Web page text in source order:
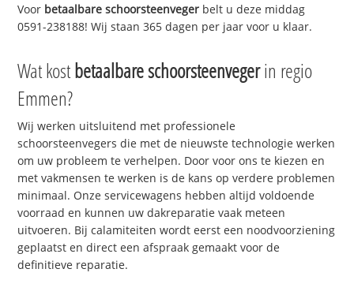
Voor betaalbare schoorsteenveger belt u deze middag
0591-238188! Wij staan 365 dagen per jaar voor u klaar.
Wat kostbetaalbare schoorsteenvegerin regio
Emmen?
Wij werken uitsluitend met professionele
schoorsteenvegers die met de nieuwste technologie werken
om uw probleem te verhelpen. Door voor ons te kiezen en
met vakmensen te werken is de kans op verdere problemen
minimaal. Onze servicewagens hebben altijd voldoende
voorraad en kunnen uw dakreparatie vaak meteen
uitvoeren. Bij calamiteiten wordt eerst een noodvoorziening
geplaatst en direct een afspraak gemaakt voor de
definitieve reparatie.